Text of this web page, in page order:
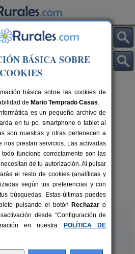
Monesterio
6-12+2 pers.
desde13 €
(Badajoz)
BÁSICA SOBRE
COOKIES
básica sobre las cookies de
de Mario Temprado Casas.
es un pequeño archivo de
en tu pc, smartphone o tablet al
son nuestras y otras pertenecen a
nos prestan servicios. Las activadas
funcione correctamente son las
de tu autorización. Al pulsar
el resto de cookies (analíticas y
según tus preferencias y con
búsquedas. Estas últimas puedes
pulsando el botón Rechazar o
desde “Configuración de
en nuestra
POLÍTICA DE